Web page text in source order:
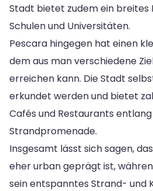
Stadt bietet zudem ein breites
Schulen und Universitäten.
Pescara hingegen hat einen
dem aus man verschiedene
erreichen kann. Die Stadt
erkundet werden und bietet
Cafés und Restaurants
Strandpromenade.
Insgesamt lässt sich sagen,
eher urban geprägt ist,
sein entspanntes Strand- und